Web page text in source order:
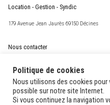
Location - Gestion - Syndic
179 Avenue Jean Jaurès 69150 Décines
Nous contacter
04 72 02 63 93
Nos horaires
Politique de cookies
Nous utilisons des cookies pour
possible sur notre site Internet.
Si vous continuez la navigation